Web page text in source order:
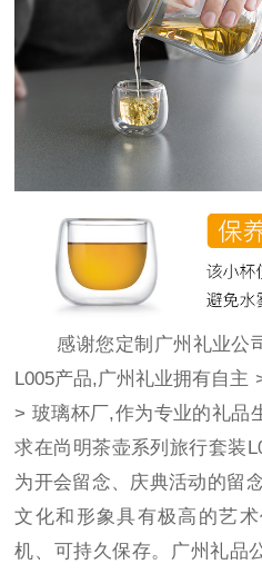
感谢您定制广州礼业公
L005产品,广州礼业拥有自主
> 玻璃杯厂,作为专业的礼品
求在尚明茶壶系列旅行套装
为开会留念、庆典活动的留
文化和形象具有极高的艺
机、可持久保存。广州礼品